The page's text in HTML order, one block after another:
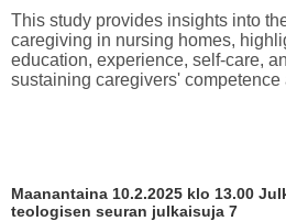
This study provides insights into
caregiving in nursing homes,
education, experience, self-care,
sustaining caregivers'
Maanantaina 10.2.2025 klo 13.00
teologisen seuran julkaisuja 7